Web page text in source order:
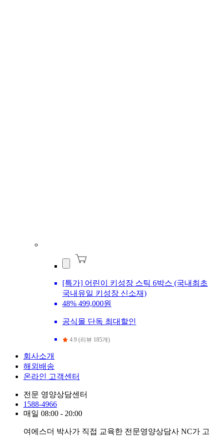
[특가] 어린이 키성장 스틱 6박스 (국내최초
국내유일 키성장 신소재)
48% 499,000원
공식몰 단독 최대할인
4.9 (리뷰 185개)
회사소개
해외배송
온라인 고객센터
전문 영양상담센터
1588-4966
매일 08:00 - 20:00
여에스더 박사가 직접 교육한 전문영양상담사 NC가 고